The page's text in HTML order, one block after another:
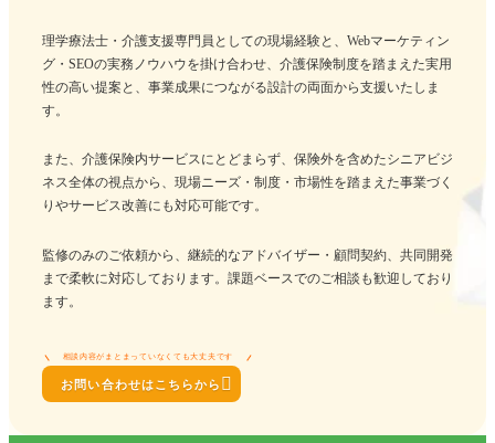
理学療法士・介護支援専門員としての現場経験と、Webマーケティン
グ・SEOの実務ノウハウを掛け合わせ、介護保険制度を踏まえた実用
性の高い提案と、事業成果につながる設計の両面から支援いたしま
す。
また、介護保険内サービスにとどまらず、保険外を含めたシニアビジ
ネス全体の視点から、現場ニーズ・制度・市場性を踏まえた事業づく
りやサービス改善にも対応可能です。
監修のみのご依頼から、継続的なアドバイザー・顧問契約、共同開発
まで柔軟に対応しております。課題ベースでのご相談も歓迎しており
ます。
相談内容がまとまっていなくても大丈夫です
お問い合わせはこちらから 